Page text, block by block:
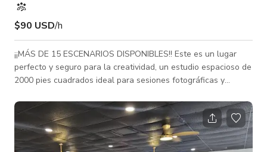
$90 USD/h
¡¡MÁS DE 15 ESCENARIOS DISPONIBLES!! Este es un lugar
perfecto y seguro para la creatividad, un estudio espacioso de
2000 pies cuadrados ideal para sesiones fotográficas y
al final de la descripción) - Estacionamiento gratuito y seguro
- Sala de reuniones - Acceso de coche al fondo blanco (ESTE
SERVICIO ES ADICIONAL) - Vestíbulo Escenarios: - Fondo
blanco o ciclorama (cabe un coche) (ESTE SERVICIO ES